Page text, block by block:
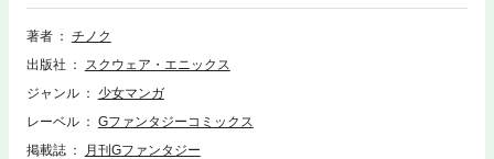
退屈だらけの日々とは違っていて…。ツンデレ魔女の成長を描く、優しく
甘いマジカルライフ！（C)2013 Chinoku
著者
チノク
出版社
スクウェア・エニックス
ジャンル
少女マンガ
レーベル
Gファンタジーコミックス
掲載誌
月刊Gファンタジー